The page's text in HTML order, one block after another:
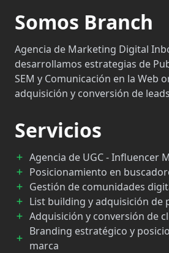
Somos Branch
Agencia de Marketing Digital
desarrollamos estrategias de
SEM y Comunicación en la Web
adquisición y conversión de
Servicios
Agencia de UGC - Influencer
Posicionamiento en
Gestión de comunidades
List building y adquisición de
Adquisición y conversión de
Branding estratégico y
marca